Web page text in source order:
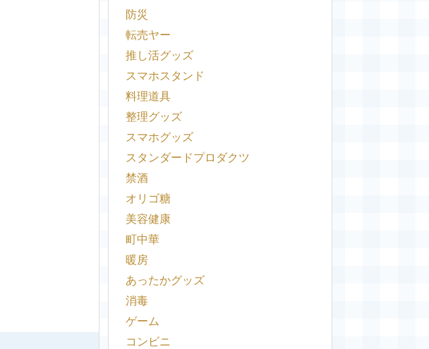
防災
転売ヤー
推し活グッズ
スマホスタンド
料理道具
整理グッズ
スマホグッズ
スタンダードプロダクツ
禁酒
オリゴ糖
美容健康
町中華
暖房
あったかグッズ
消毒
ゲーム
コンビニ